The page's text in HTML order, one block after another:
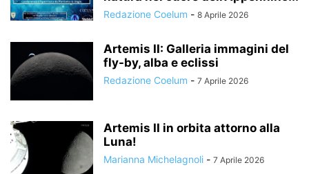
Redazione Coelum - 8 Aprile 2026
Artemis II: Galleria immagini del
fly-by, alba e eclissi
Redazione Coelum - 7 Aprile 2026
Artemis II in orbita attorno alla
Luna!
Marianna Michelagnoli - 7 Aprile 2026